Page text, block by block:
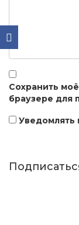
Сохранить
браузере для
Уведомлять